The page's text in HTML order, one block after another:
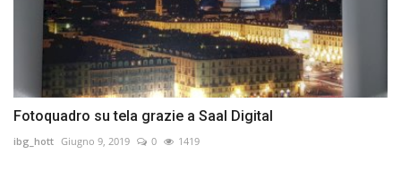
Fotoquadro su tela grazie a Saal Digital
ibg_hott Giugno 9, 2019 0 1419